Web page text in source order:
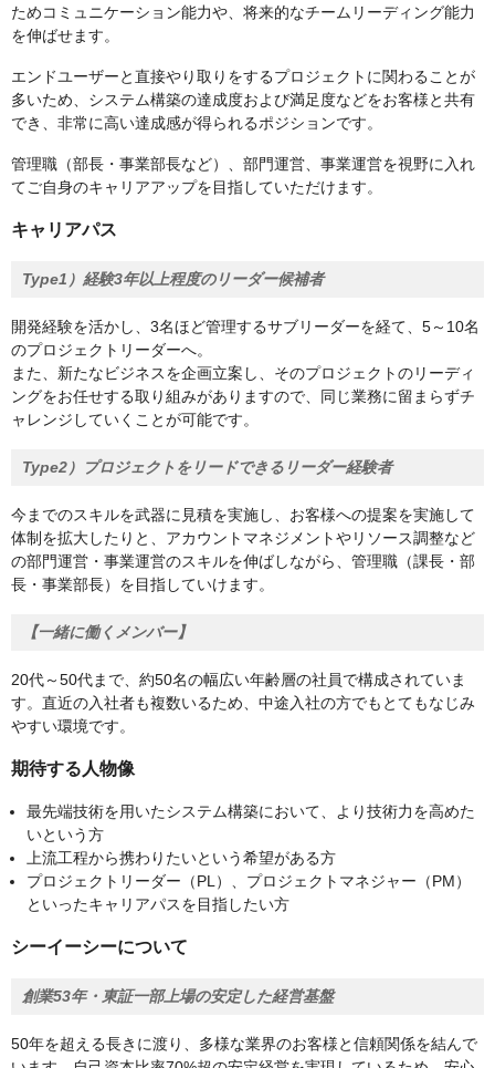
ためコミュニケーション能力や、将来的なチームリーディング能力
を伸ばせます。
エンドユーザーと直接やり取りをするプロジェクトに関わることが
多いため、システム構築の達成度および満足度などをお客様と共有
でき、非常に高い達成感が得られるポジションです。
管理職（部長・事業部長など）、部門運営、事業運営を視野に入れ
てご自身のキャリアアップを目指していただけます。
キャリアパス
Type1）経験3年以上程度のリーダー候補者
開発経験を活かし、3名ほど管理するサブリーダーを経て、5～10名
のプロジェクトリーダーへ。
また、新たなビジネスを企画立案し、そのプロジェクトのリーディ
ングをお任せする取り組みがありますので、同じ業務に留まらずチ
ャレンジしていくことが可能です。
Type2）プロジェクトをリードできるリーダー経験者
今までのスキルを武器に見積を実施し、お客様への提案を実施して
体制を拡大したりと、アカウントマネジメントやリソース調整など
の部門運営・事業運営のスキルを伸ばしながら、管理職（課長・部
長・事業部長）を目指していけます。
【一緒に働くメンバー】
20代～50代まで、約50名の幅広い年齢層の社員で構成されていま
す。直近の入社者も複数いるため、中途入社の方でもとてもなじみ
やすい環境です。
期待する人物像
最先端技術を用いたシステム構築において、より技術力を高めた
いという方
上流工程から携わりたいという希望がある方
プロジェクトリーダー（PL）、プロジェクトマネジャー（PM）
といったキャリアパスを目指したい方
シーイーシーについて
創業53年・東証一部上場の安定した経営基盤
50年を超える長きに渡り、多様な業界のお客様と信頼関係を結んで